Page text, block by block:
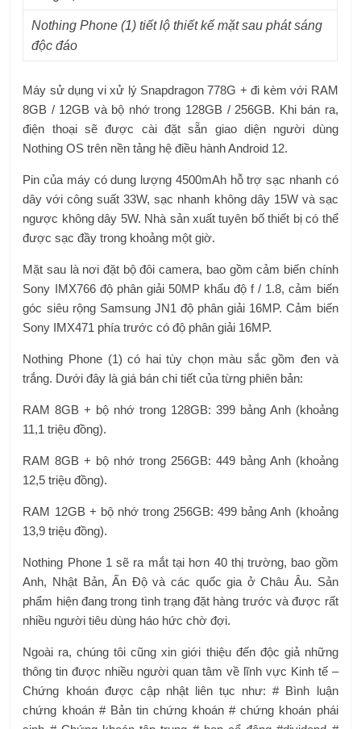
Nothing Phone (1) tiết lộ thiết kế mặt sau phát sáng
độc đáo
Máy sử dụng vi xử lý Snapdragon 778G + đi kèm với RAM
8GB / 12GB và bộ nhớ trong 128GB / 256GB. Khi bán ra,
điện thoại sẽ được cài đặt sẵn giao diện người dùng
Nothing OS trên nền tảng hệ điều hành Android 12.
Pin của máy có dung lượng 4500mAh hỗ trợ sạc nhanh có
dây với công suất 33W, sạc nhanh không dây 15W và sạc
ngược không dây 5W. Nhà sản xuất tuyên bố thiết bị có thể
được sạc đầy trong khoảng một giờ.
Mặt sau là nơi đặt bộ đôi camera, bao gồm cảm biến chính
Sony IMX766 độ phân giải 50MP khẩu độ f / 1.8, cảm biến
góc siêu rộng Samsung JN1 độ phân giải 16MP. Cảm biến
Sony IMX471 phía trước có độ phân giải 16MP.
Nothing Phone (1) có hai tùy chọn màu sắc gồm đen và
trắng. Dưới đây là giá bán chi tiết của từng phiên bản:
RAM 8GB + bộ nhớ trong 128GB: 399 bảng Anh (khoảng
11,1 triệu đồng).
RAM 8GB + bộ nhớ trong 256GB: 449 bảng Anh (khoảng
12,5 triệu đồng).
RAM 12GB + bộ nhớ trong 256GB: 499 bảng Anh (khoảng
13,9 triệu đồng).
Nothing Phone 1 sẽ ra mắt tại hơn 40 thị trường, bao gồm
Anh, Nhật Bản, Ấn Độ và các quốc gia ở Châu Âu. Sản
phẩm hiện đang trong tình trạng đặt hàng trước và được rất
nhiều người tiêu dùng háo hức chờ đợi.
Ngoài ra, chúng tôi cũng xin giới thiệu đến độc giả những
thông tin được nhiều người quan tâm về lĩnh vực Kinh tế –
Chứng khoán được cập nhật liên tục như: # Bình luận
chứng khoán # Bản tin chứng khoán # chứng khoán phái